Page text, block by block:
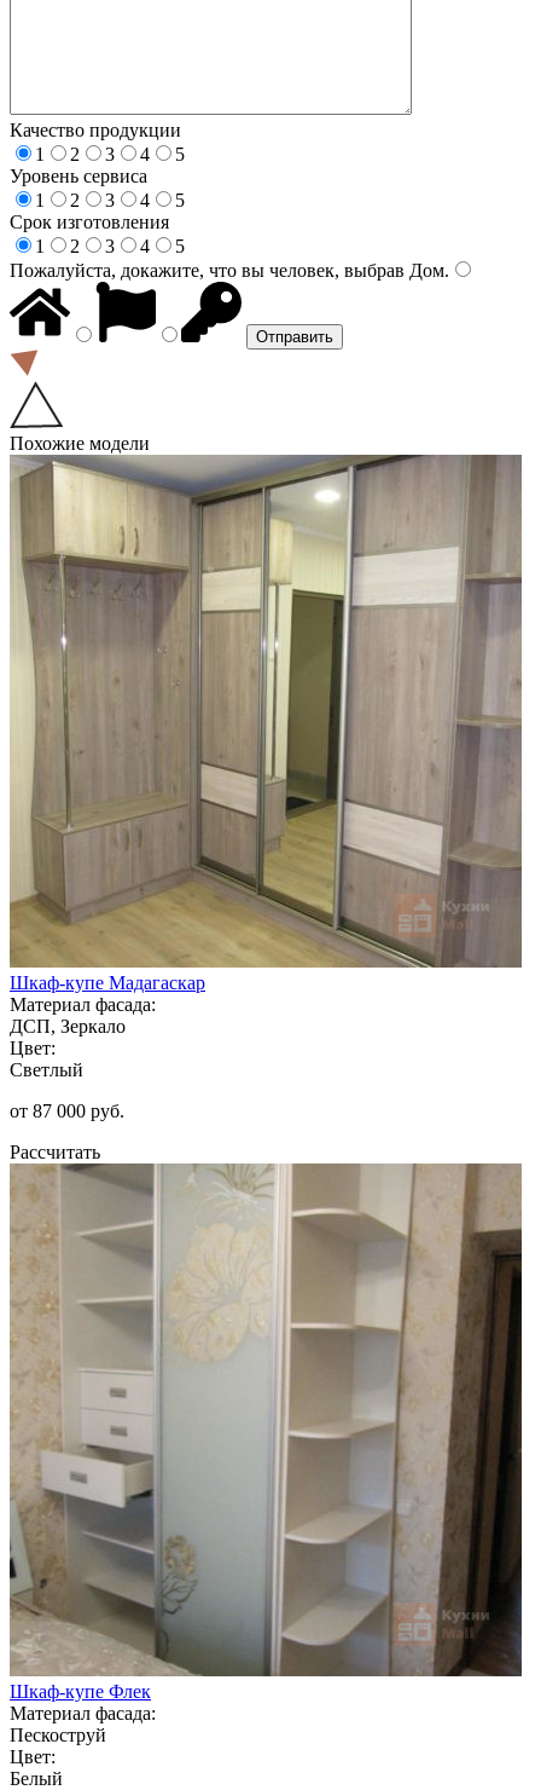
Качество продукции
1
2 3 4
5
Уровень сервиса
1
2 3 4
5
Срок изготовления
1
2 3 4
5
Пожалуйста, докажите, что вы человек, выбрав Дом.
Похожие модели
Шкаф-купе Мадагаскар
Материал фасада:
ДСП, Зеркало
Цвет:
Светлый
от 87 000 руб.
Рассчитать
Шкаф-купе Флек
Материал фасада:
Пескоструй
Цвет:
Белый